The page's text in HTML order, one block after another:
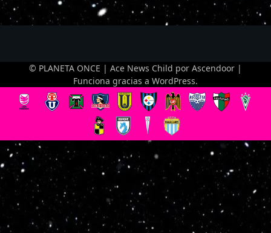
© PLANETA ONCE | Ace News Child por Ascendoor |
Funciona gracias a WordPress.
Optimized by Seraphinite Accelerator
Turns on site high speed to be attractive for people and search engines.